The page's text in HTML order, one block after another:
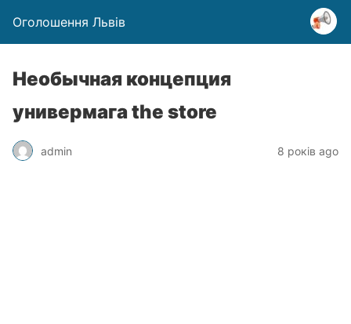
Оголошення Львів
Необычная концепция
универмага the store
admin 8 років ago